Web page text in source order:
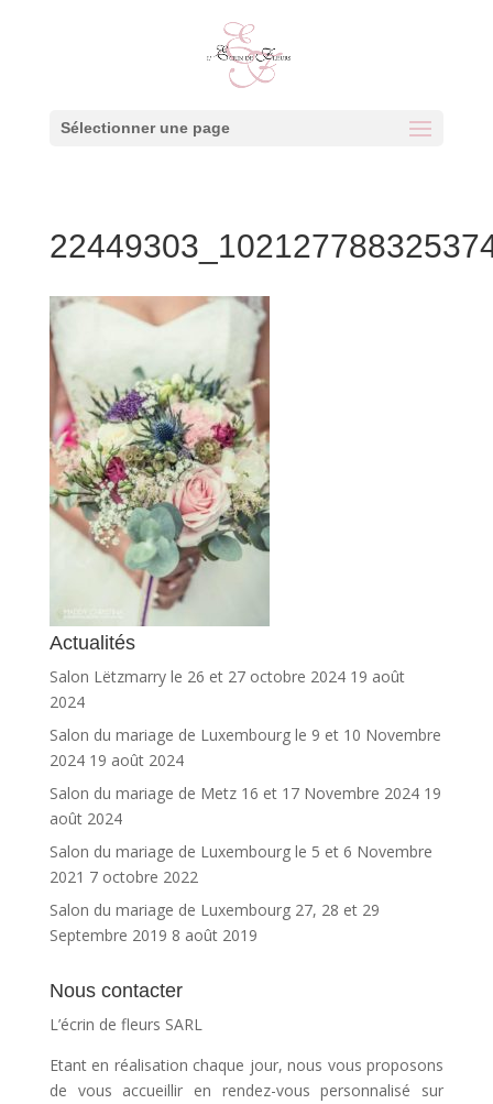
Sélectionner une page
Actualités
Salon Lëtzmarry le 26 et 27 octobre 2024 19 août
2024
Salon du mariage de Luxembourg le 9 et 10 Novembre
2024 19 août 2024
Salon du mariage de Metz 16 et 17 Novembre 2024 19
août 2024
Salon du mariage de Luxembourg le 5 et 6 Novembre
2021 7 octobre 2022
Salon du mariage de Luxembourg 27, 28 et 29
Septembre 2019 8 août 2019
Nous contacter
L’écrin de fleurs SARL
Etant en réalisation chaque jour, nous vous proposons
de vous accueillir en rendez-vous personnalisé sur